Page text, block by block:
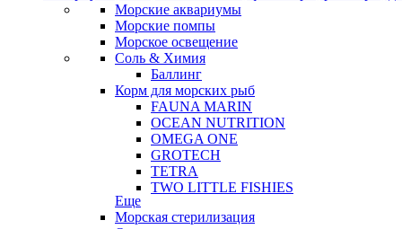
Морские аквариумы
Морские помпы
Морское освещение
Соль & Химия
Баллинг
Корм для морских рыб
FAUNA MARIN
OCEAN NUTRITION
OMEGA ONE
GROTECH
TETRA
TWO LITTLE FISHIES
Еще
Морская стерилизация